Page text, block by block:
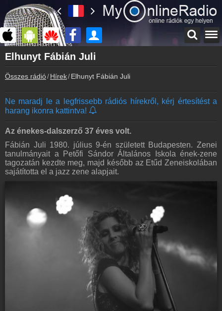
Főoldal
myonlineradio.hu
Bejelentkezés
Kapcsolat
Írj nekünk!
Partnerek
Rádió beágyazás
Ágyazd be weboldaladba
Elhunyt Fábián Juli
Összes rádió Hírek Elhunyt Fábián Juli
Ne maradj le a legfrissebb rádiós hírekről, kérj értesítést a
harang ikonra kattintva!
Az énekes-dalszerző 37 éves volt.
Fábián Juli 1980. július 9-én született Budapesten. Zenei
tanulmányait a Petőfi Sándor Általános Iskola ének-zene
tagozatán kezdte meg, majd később az Etűd Zeneiskolában
sajátította el a jazz zene alapjait.